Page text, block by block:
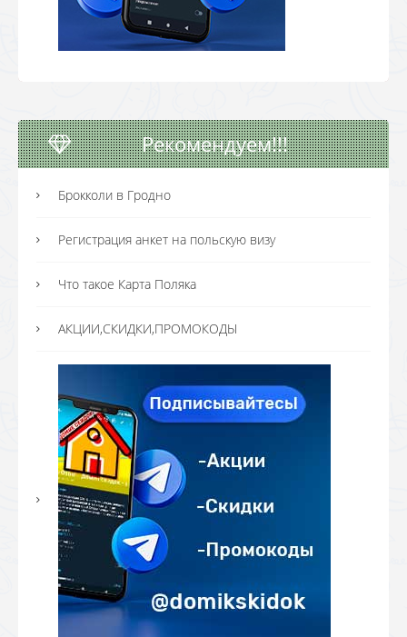
Рекомендуем!!!
Брокколи в Гродно
Регистрация анкет на польскую визу
Что такое Карта Поляка
АКЦИИ,СКИДКИ,ПРОМОКОДЫ